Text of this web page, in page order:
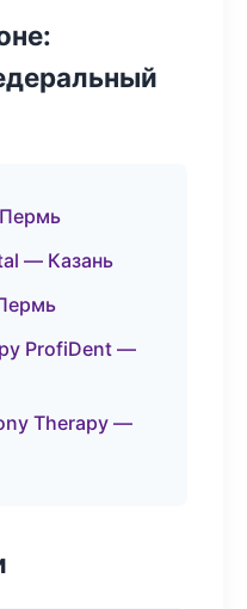
— Казань
ProfiDent —
Therapy —